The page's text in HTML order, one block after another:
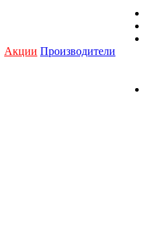
Акции Производители